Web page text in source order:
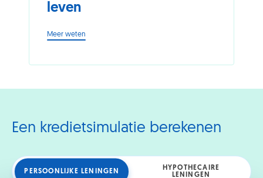
leven
Meer weten
in
gezin:
allen
traag
leven
Een kredietsimulatie berekenen
PERSOONLIJKE LENINGEN
HYPOTHECAIRE
LENINGEN